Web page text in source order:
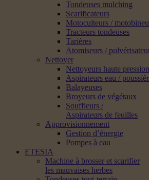
Tondeuses mulching
Scarificateurs
Motoculteurs /
Tracteurs tondeuses
Tarières
Atomiseurs /
Nettoyer
Nettoyeurs haute pression
Aspirateurs eau /
Balayeuses
Broyeurs de végétaux
Souffleurs /
Aspirateurs de feuilles
Approvisionnement
Gestion d’énergie
Pompes à eau
ETESIA
Machine à brosser et scarifier
les mauvaises herbes